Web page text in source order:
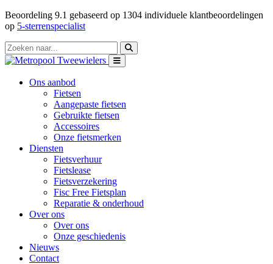
Beoordeling 9.1 gebaseerd op 1304 individuele klantbeoordelingen
op 5-sterrenspecialist
Ons aanbod
Fietsen
Aangepaste fietsen
Gebruikte fietsen
Accessoires
Onze fietsmerken
Diensten
Fietsverhuur
Fietslease
Fietsverzekering
Fisc Free Fietsplan
Reparatie & onderhoud
Over ons
Over ons
Onze geschiedenis
Nieuws
Contact